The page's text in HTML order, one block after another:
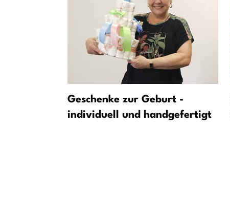
Geschenke zur Geburt -
individuell und handgefertigt